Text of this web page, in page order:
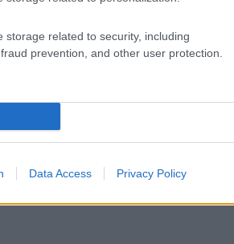
storage related to security, including
prevention, and other user protection.
Data Access Privacy Policy